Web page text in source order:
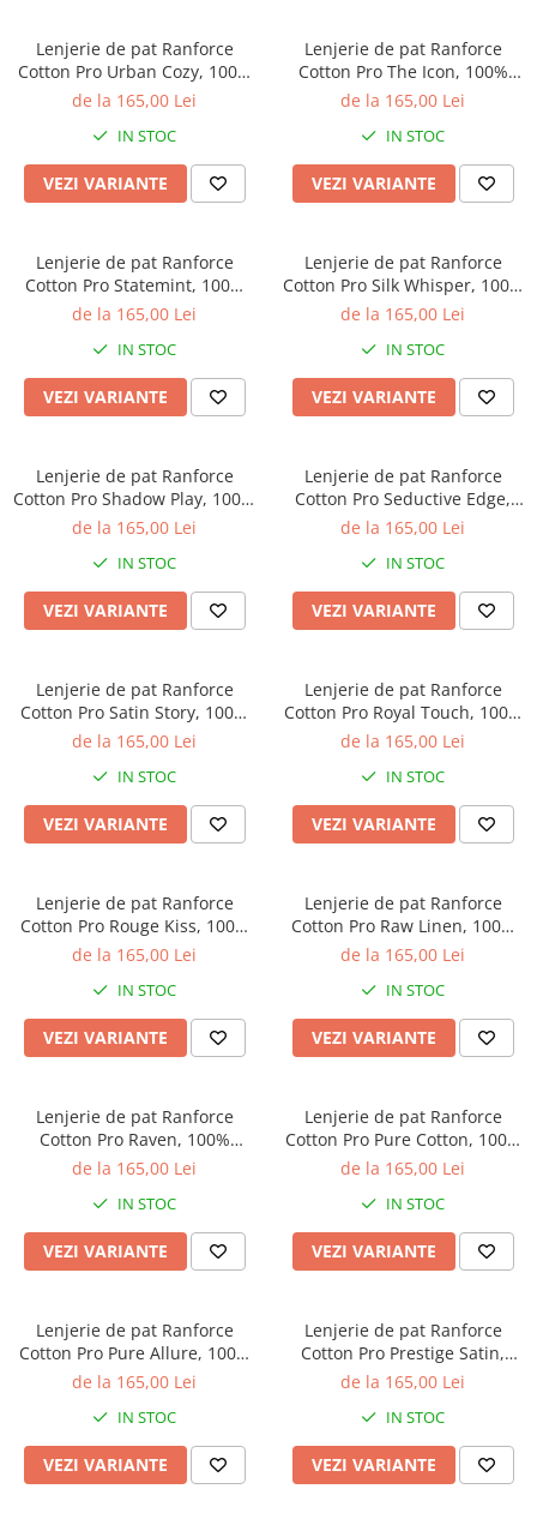
Lenjerie de pat Ranforce
Cotton Pro Urban Cozy, 100%
bumbac, bej, imprimeu
de la 165,00 Lei
IN STOC
VEZI VARIANTE
Lenjerie de pat Ranforce
Cotton Pro The Icon, 100%
bumbac, alb, imprimeu
de la 165,00 Lei
IN STOC
VEZI VARIANTE
Lenjerie de pat Ranforce
Cotton Pro Statemint, 100%
bumbac, alb, imprimeu floral
de la 165,00 Lei
IN STOC
VEZI VARIANTE
Lenjerie de pat Ranforce
Cotton Pro Silk Whisper, 100%
bumbac, alb, imprimeu cu
de la 165,00 Lei
IN STOC
VEZI VARIANTE
Lenjerie de pat Ranforce
Cotton Pro Shadow Play, 100%
bumbac, bej, imprimeu
de la 165,00 Lei
IN STOC
VEZI VARIANTE
Lenjerie de pat Ranforce
Cotton Pro Seductive Edge,
100% bumbac, bej, imprimeu
de la 165,00 Lei
IN STOC
VEZI VARIANTE
Lenjerie de pat Ranforce
Cotton Pro Satin Story, 100%
bumbac, gri deschis,
de la 165,00 Lei
IN STOC
VEZI VARIANTE
Lenjerie de pat Ranforce
Cotton Pro Royal Touch, 100%
bumbac, alb, imprimeu floral
de la 165,00 Lei
IN STOC
VEZI VARIANTE
Lenjerie de pat Ranforce
Cotton Pro Rouge Kiss, 100%
bumbac, alb, imprimeu
de la 165,00 Lei
IN STOC
VEZI VARIANTE
Lenjerie de pat Ranforce
Cotton Pro Raw Linen, 100%
bumbac, bej, imprimeu
de la 165,00 Lei
IN STOC
VEZI VARIANTE
Lenjerie de pat Ranforce
Cotton Pro Raven, 100%
bumbac, verde salvie,
de la 165,00 Lei
IN STOC
VEZI VARIANTE
Lenjerie de pat Ranforce
Cotton Pro Pure Cotton, 100%
bumbac, rosu inchis,
de la 165,00 Lei
IN STOC
VEZI VARIANTE
Lenjerie de pat Ranforce
Cotton Pro Pure Allure, 100%
bumbac, bej, imprimeu floral
de la 165,00 Lei
IN STOC
VEZI VARIANTE
Lenjerie de pat Ranforce
Cotton Pro Prestige Satin,
100% bumbac, alb, imprimeu
de la 165,00 Lei
IN STOC
VEZI VARIANTE